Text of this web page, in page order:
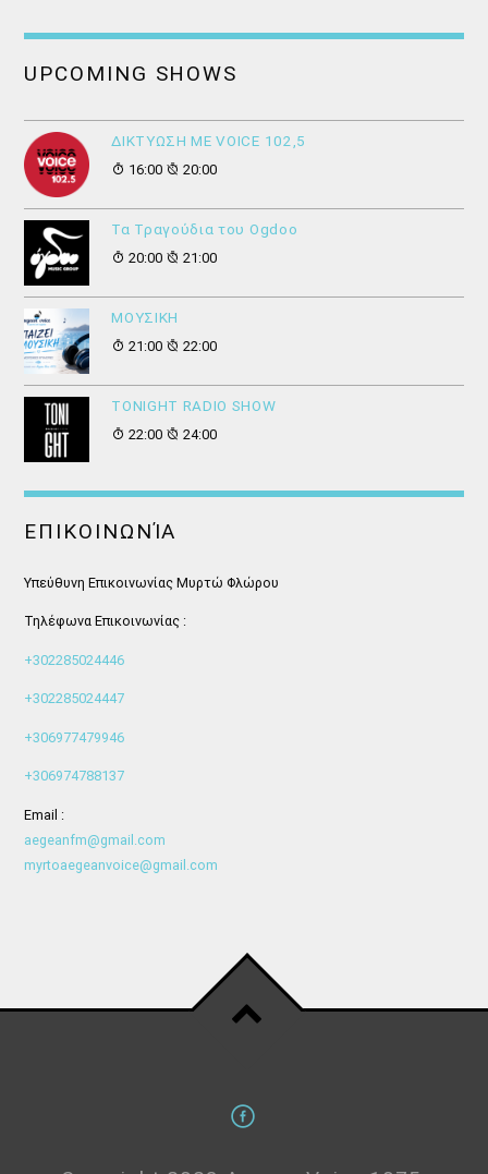
UPCOMING SHOWS
ΔΙΚΤΥΩΣΗ ΜΕ VOICE 102,5
16:00
20:00
Τα Τραγούδια του Ogdoo
20:00
21:00
ΜΟΥΣΙΚΗ
21:00
22:00
ΤONIGHT RADIO SHOW
22:00
24:00
ΕΠΙΚΟΙΝΩΝΊΑ
Υπεύθυνη Επικοινωνίας Μυρτώ Φλώρου
Τηλέφωνα Επικοινωνίας :
+302285024446
+302285024447
+306977479946
+306974788137
Email :
aegeanfm@gmail.com
myrtoaegeanvoice@gmail.com